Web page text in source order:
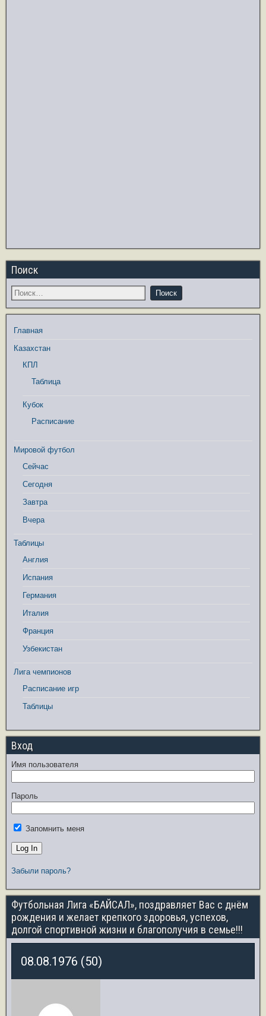
Поиск
Главная
Казахстан
КПЛ
Таблица
Кубок
Расписание
Мировой футбол
Сейчас
Сегодня
Завтра
Вчера
Таблицы
Англия
Испания
Германия
Италия
Франция
Узбекистан
Лига чемпионов
Расписание игр
Таблицы
Вход
Имя пользователя
Пароль
Запомнить меня
Забыли пароль?
Футбольная Лига «БАЙСАЛ», поздравляет Вас с днём
рождения и желает крепкого здоровья, успехов,
долгой спортивной жизни и благополучия в семье!!!
08.08.1976 (50)